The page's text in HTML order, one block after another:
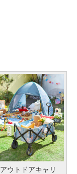
アウトドアキャリ